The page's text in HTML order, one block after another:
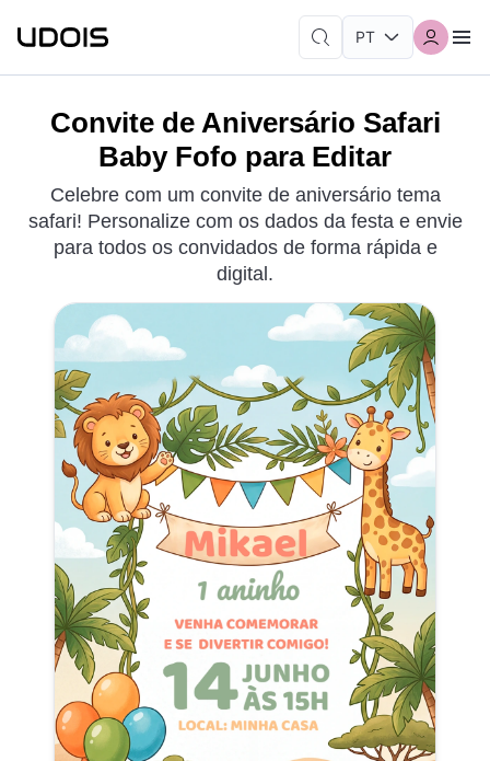
Convite de Aniversário Safari
Baby Fofo para Editar
Celebre com um convite de aniversário tema
safari! Personalize com os dados da festa e envie
para todos os convidados de forma rápida e
digital.